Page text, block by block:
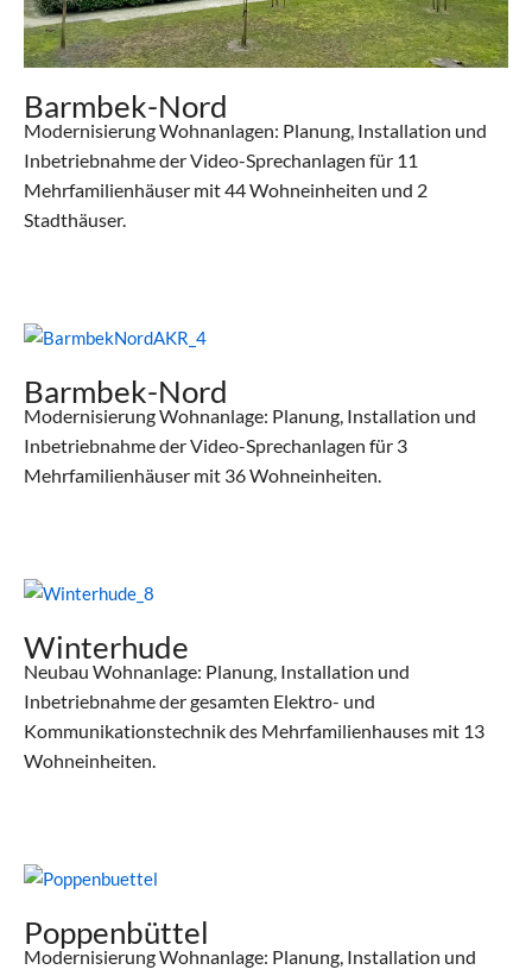
Barmbek-Nord
Modernisierung Wohnanlagen: Planung, Installation und
Inbetriebnahme der Video-Sprechanlagen für 11
Mehrfamilienhäuser mit 44 Wohneinheiten und 2
Stadthäuser.
Barmbek-Nord
Modernisierung Wohnanlage: Planung, Installation und
Inbetriebnahme der Video-Sprechanlagen für 3
Mehrfamilienhäuser mit 36 Wohneinheiten.
Winterhude
Neubau Wohnanlage: Planung, Installation und
Inbetriebnahme der gesamten Elektro- und
Kommunikationstechnik des Mehrfamilienhauses mit 13
Wohneinheiten.
Poppenbüttel
Modernisierung Wohnanlage: Planung, Installation und